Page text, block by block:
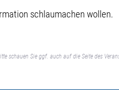
schlaumachen wollen.
schauen Sie ggf. auch auf die Seite des